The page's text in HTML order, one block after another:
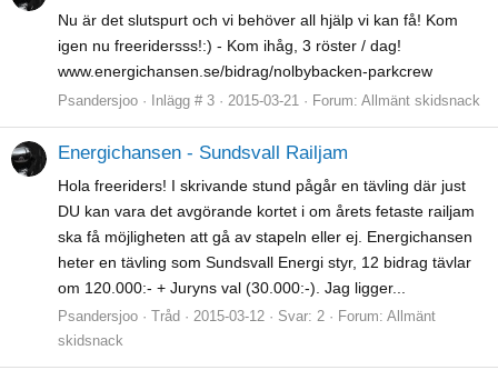
Nu är det slutspurt och vi behöver all hjälp vi kan få! Kom
igen nu freeridersss!:) - Kom ihåg, 3 röster / dag!
www.energichansen.se/bidrag/nolbybacken-parkcrew
Psandersjoo Inlägg # 3 2015-03-21 Forum: Allmänt skidsnack
Energichansen - Sundsvall Railjam
Hola freeriders! I skrivande stund pågår en tävling där just
DU kan vara det avgörande kortet i om årets fetaste railjam
ska få möjligheten att gå av stapeln eller ej. Energichansen
heter en tävling som Sundsvall Energi styr, 12 bidrag tävlar
om 120.000:- + Juryns val (30.000:-). Jag ligger...
Psandersjoo Tråd 2015-03-12 Svar: 2 Forum: Allmänt
skidsnack